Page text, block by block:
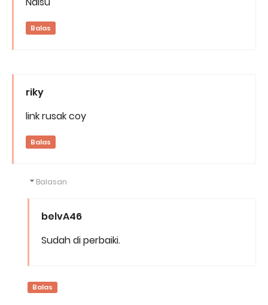
Balas
riky
link rusak coy
Balas
Balasan
belvA46
Sudah di perbaiki.
Balas